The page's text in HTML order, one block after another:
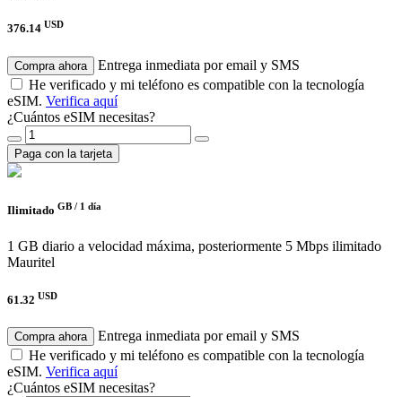
376.14 USD
Compra ahora
Entrega inmediata por email y SMS
He verificado y mi teléfono es compatible con la tecnología
eSIM. Verifica aquí
¿Cuántos eSIM necesitas?
Paga con la tarjeta
Ilimitado GB / 1 día
1 GB diario a velocidad máxima, posteriormente 5 Mbps ilimitado
Mauritel
61.32 USD
Compra ahora
Entrega inmediata por email y SMS
He verificado y mi teléfono es compatible con la tecnología
eSIM. Verifica aquí
¿Cuántos eSIM necesitas?